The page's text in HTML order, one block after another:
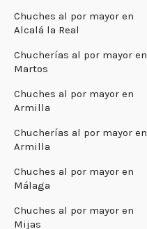
Chuches al por mayor en
Alcalá la Real
Chucherías al por mayor en
Martos
Chuches al por mayor en
Armilla
Chucherías al por mayor en
Armilla
Chuches al por mayor en
Málaga
Chuches al por mayor en
Mijas